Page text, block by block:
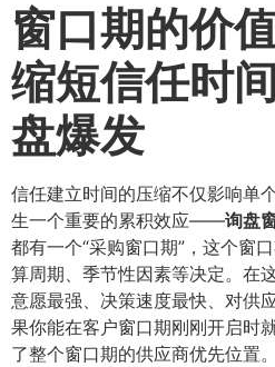
窗口期的价
缩短信任时
盘爆发
信任建立时间的压缩不仅影响单
生一个重要的累积效应——询盘
都有一个“采购窗口期”，这个窗
算周期、季节性因素等决定。在
意愿最强、决策速度最快、对供
果你能在客户窗口期刚刚开启时
了整个窗口期的供应商优先位置。